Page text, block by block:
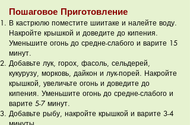
Пошаговое Приготовление
В кастрюлю поместите шиитаке и налейте воду.
Накройте крышкой и доведите до кипения.
Уменьшите огонь до средне-слабого и варите 15
минут.
Добавьте лук, горох, фасоль, сельдерей,
кукурузу, морковь, дайкон и лук-порей. Накройте
крышкой, увеличьте огонь и доведите до
кипения. Уменьшите огонь до средне-слабого и
варите 5-7 минут.
Добавьте рыбу, накройте крышкой и варите 3-4